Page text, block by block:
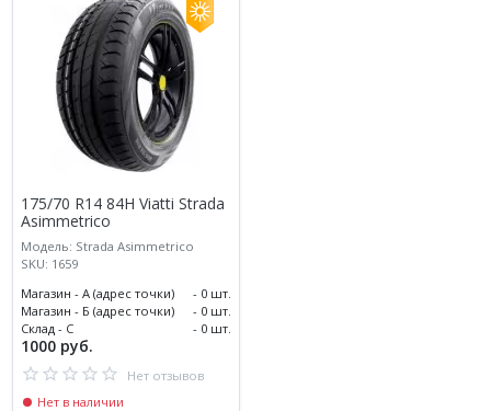
175/70 R14 84H Viatti Strada
Asimmetrico
Модель: Strada Asimmetrico
SKU: 1659
Магазин - А (адрес точки)
- 0 шт.
Магазин - Б (адрес точки)
- 0 шт.
Склад - С
- 0 шт.
1000 руб.
Нет отзывов
Нет в наличии